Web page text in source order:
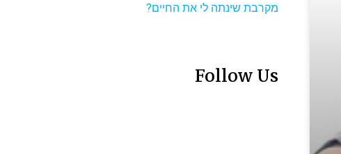
מקרבת שינתה לי את החיים?
Follow Us